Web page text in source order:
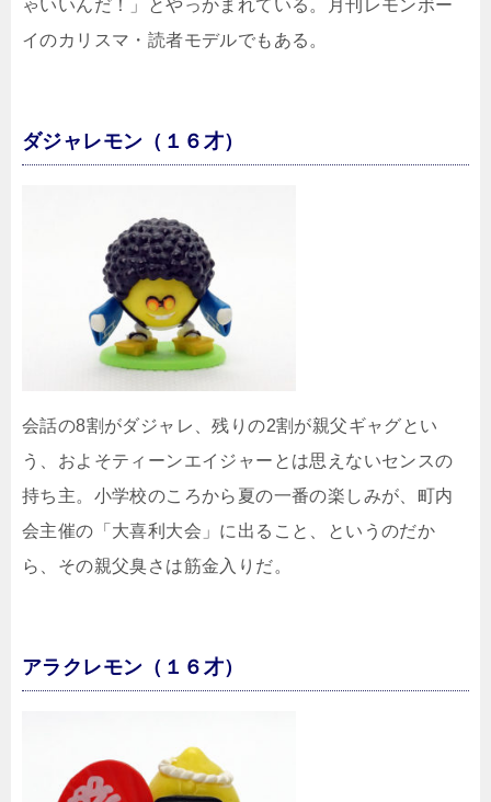
ゃいいんだ！」とやっかまれている。月刊レモンボー
イのカリスマ・読者モデルでもある。
ダジャレモン（１６才）
会話の8割がダジャレ、残りの2割が親父ギャグとい
う、およそティーンエイジャーとは思えないセンスの
持ち主。小学校のころから夏の一番の楽しみが、町内
会主催の「大喜利大会」に出ること、というのだか
ら、その親父臭さは筋金入りだ。
アラクレモン（１６才）